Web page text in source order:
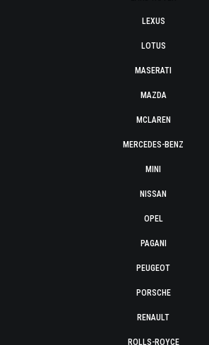
LEXUS
LOTUS
MASERATI
MAZDA
MCLAREN
MERCEDES-BENZ
MINI
NISSAN
OPEL
PAGANI
PEUGEOT
PORSCHE
RENAULT
ROLLS-ROYCE